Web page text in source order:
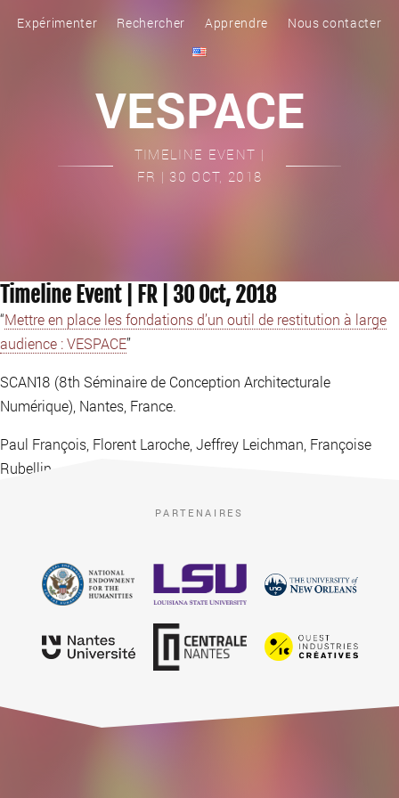
Expérimenter Rechercher Apprendre Nous contacter
VESPACE
TIMELINE EVENT |
FR | 30 OCT, 2018
Timeline Event | FR | 30 Oct, 2018
“Mettre en place les fondations d’un outil de restitution à large
audience : VESPACE”
SCAN18 (8th Séminaire de Conception Architecturale
Numérique), Nantes, France.
Paul François, Florent Laroche, Jeffrey Leichman, Françoise
Rubellin.
PARTENAIRES